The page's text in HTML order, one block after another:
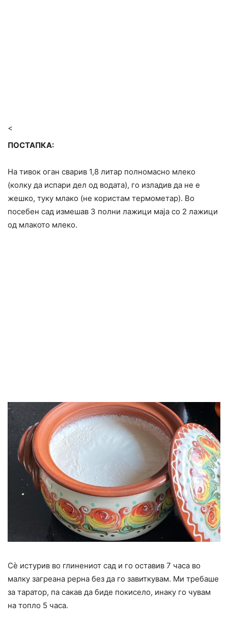
<
ПОСТАПКА:
На тивок оган сварив 1,8 литар полномасно млеко
(колку да испари дел од водата), го изладив да не е
жешко, туку млако (не користам термометар). Во
посебен сад измешав 3 полни лажици маја со 2 лажици
од млакото млеко.
Сѐ истурив во глинениот сад и го оставив 7 часа во
малку загреана рерна без да го завиткувам. Ми требаше
за таратор, па сакав да биде покисело, инаку го чувам
на топло 5 часа.